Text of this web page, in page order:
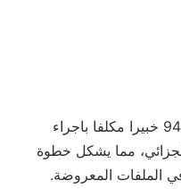
ضبطت رئاسة الحكومة قائمة تضم 94 خبيرا مكلفا باجراء
مما يشكل خطوة
الملفات المعروضة.